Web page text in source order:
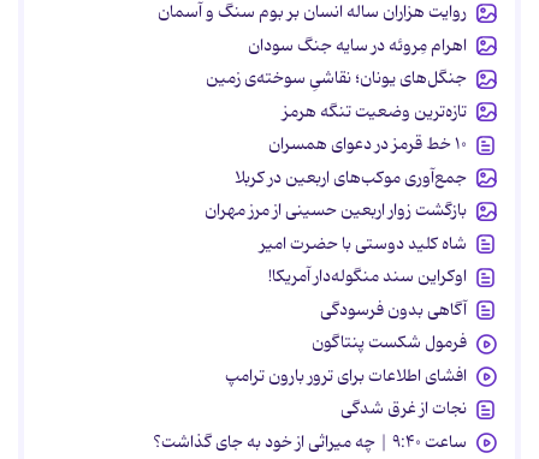
روایت هزاران ساله انسان بر بوم سنگ و آسمان
اهرام مِروئه در سایه جنگ سودان
جنگل‌های یونان؛ نقاشیِ سوخته‌ی زمین
تازه‌ترین وضعیت تنگه هرمز
۱۰ خط قرمز در دعوای همسران
جمع‌آوری موکب‌های اربعین در کربلا
بازگشت زوار اربعین حسینی از مرز مهران
شاه کلید دوستی با حضرت امیر
اوکراین سند منگوله‌دار آمریکا!
آگاهی بدون فرسودگی
فرمول شکست پنتاگون
افشای اطلاعات برای ترور بارون ترامپ
نجات از غرق شدگی
ساعت ۹:۴۰ | چه میراثی از خود به جای گذاشت؟